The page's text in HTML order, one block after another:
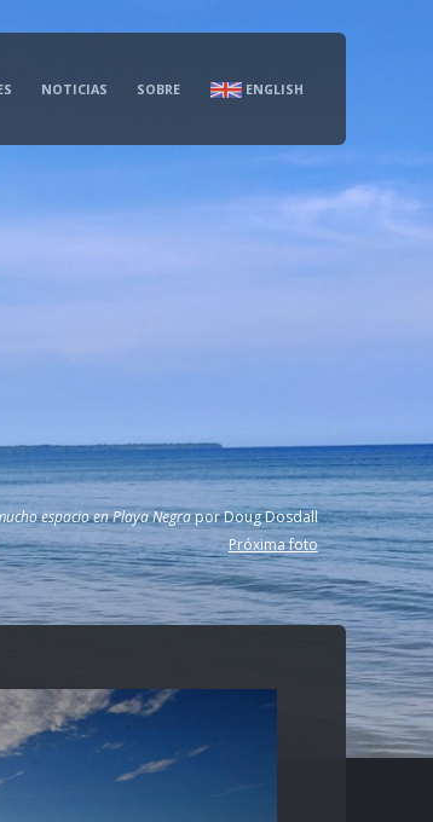
NOTICIAS SOBRE ENGLISH
espacio en Playa NegraporDoug Dosdall
Próxima foto